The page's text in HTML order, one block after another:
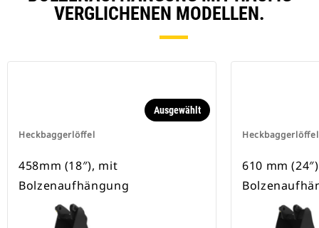
VERGLICHENEN MODELLEN.
Heckbaggerlöffel
Ausgewählt
458mm (18″), mit
Bolzenaufhängung
Heckbaggerlöffel
610 mm